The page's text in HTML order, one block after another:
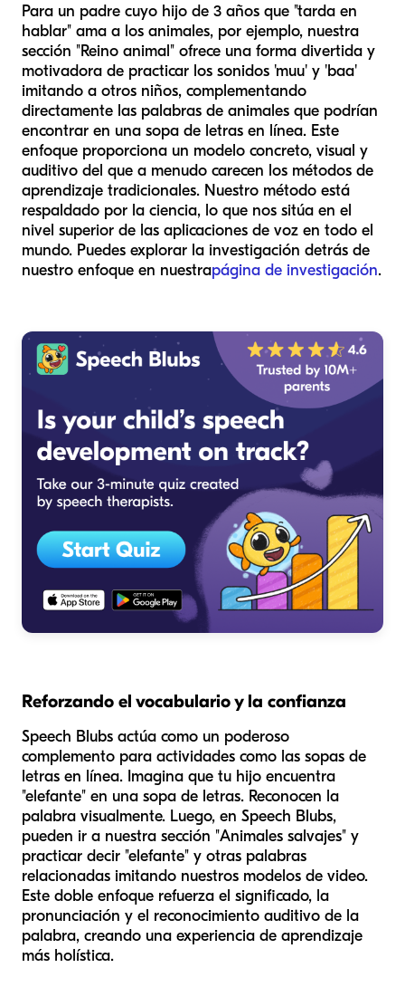
Para un padre cuyo hijo de 3 años que "tarda en
hablar" ama a los animales, por ejemplo, nuestra
sección "Reino animal" ofrece una forma divertida y
motivadora de practicar los sonidos 'muu' y 'baa'
imitando a otros niños, complementando
directamente las palabras de animales que podrían
encontrar en una sopa de letras en línea. Este
enfoque proporciona un modelo concreto, visual y
auditivo del que a menudo carecen los métodos de
aprendizaje tradicionales. Nuestro método está
respaldado por la ciencia, lo que nos sitúa en el
nivel superior de las aplicaciones de voz en todo el
mundo. Puedes explorar la investigación detrás de
nuestro enfoque en nuestrapágina de investigación.
Reforzando el vocabulario y la confianza
Speech Blubs actúa como un poderoso
complemento para actividades como las sopas de
letras en línea. Imagina que tu hijo encuentra
"elefante" en una sopa de letras. Reconocen la
palabra visualmente. Luego, en Speech Blubs,
pueden ir a nuestra sección "Animales salvajes" y
practicar decir "elefante" y otras palabras
relacionadas imitando nuestros modelos de video.
Este doble enfoque refuerza el significado, la
pronunciación y el reconocimiento auditivo de la
palabra, creando una experiencia de aprendizaje
más holística.